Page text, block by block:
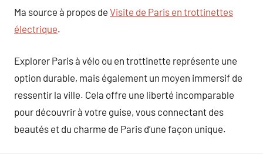
Ma source à propos de Visite de Paris en trottinettes
électrique.
Explorer Paris à vélo ou en trottinette représente une
option durable, mais également un moyen immersif de
ressentir la ville. Cela offre une liberté incomparable
pour découvrir à votre guise, vous connectant des
beautés et du charme de Paris d’une façon unique.